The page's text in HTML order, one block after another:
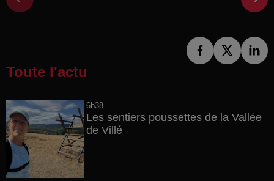
Toute l'actu
6h38
Les sentiers poussettes de la Vallée
de Villé